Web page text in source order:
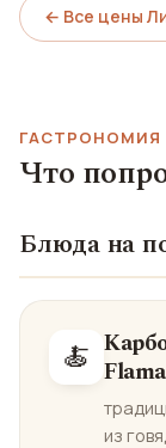
← Все цены
ГАСТРОНОМИЯ
Что
Блюда на
🍝
из